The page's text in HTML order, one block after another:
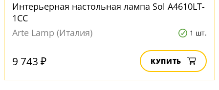
Интерьерная настольная лампа Sol A4610LT-
1CC
Arte Lamp (Италия)
1 шт.
9 743 ₽ КУПИТЬ